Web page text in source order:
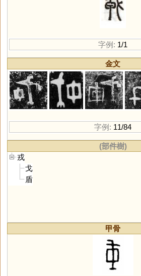
字例: 1/1
金文
字例: 11/84
(部件樹)
戎
戈
盾
甲骨